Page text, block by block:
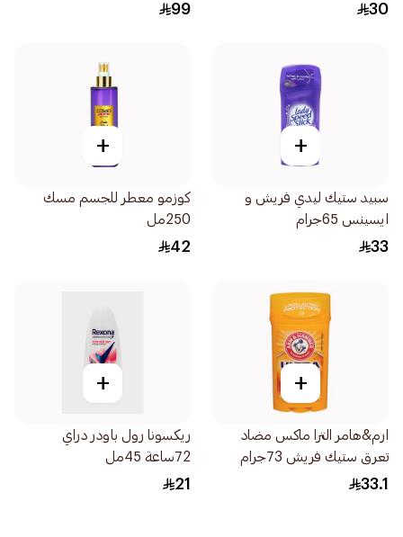
30
99
+
سبيد ستيك ليدي فريش و
ايسينس 65جرام
33
+
كوزمو معطر للجسم مسك
250مل
42
+
ارم&هامر الترا ماكس مضاد
تعرق ستيك فريش 73جرام
33.1
+
ريكسونا رول باودر دراي
72ساعة 45مل
21